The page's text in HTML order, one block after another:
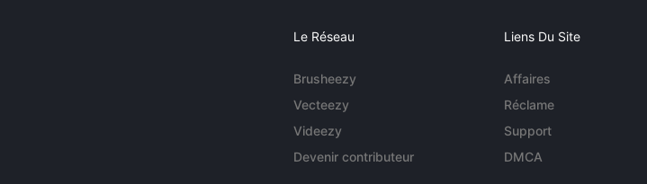
Le Réseau
Brusheezy
Vecteezy
Videezy
Devenir contributeur
Liens Du Site
Affaires
Réclame
Support
DMCA